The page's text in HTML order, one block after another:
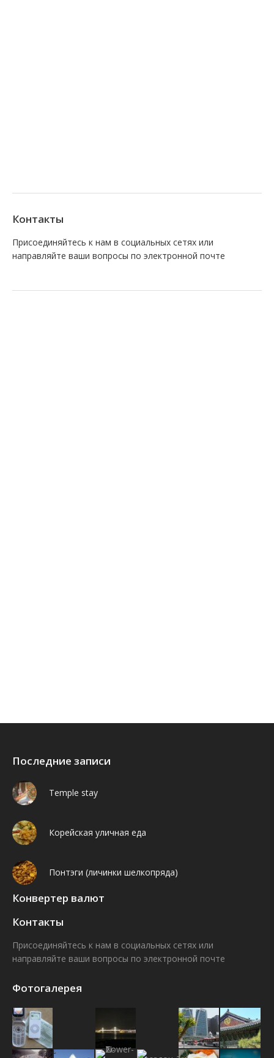
Контакты
Присоединяйтесь к нам в социальных сетях или
направляйте ваши вопросы по электронной почте
Последние записи
Temple stay
Корейская уличная еда
Понтэги (личинки шелкопряда)
Конвертер валют
Контакты
Присоединяйтесь к нам в социальных сетях или
направляйте ваши вопросы по электронной почте
Фотогалерея